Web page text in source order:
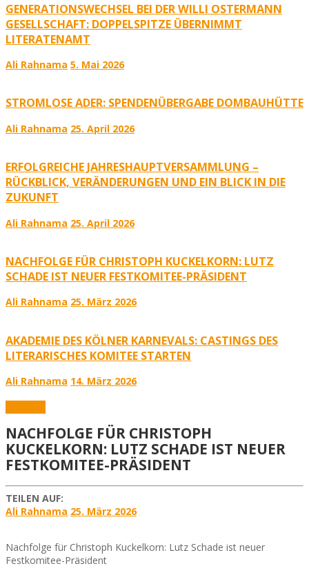
GENERATIONSWECHSEL BEI DER WILLI OSTERMANN
GESELLSCHAFT: DOPPELSPITZE ÜBERNIMMT
LITERATENAMT
Ali Rahnama 5. Mai 2026
STROMLOSE ADER: SPENDENÜBERGABE DOMBAUHÜTTE
Ali Rahnama 25. April 2026
ERFOLGREICHE JAHRESHAUPTVERSAMMLUNG –
RÜCKBLICK, VERÄNDERUNGEN UND EIN BLICK IN DIE
ZUKUNFT
Ali Rahnama 25. April 2026
NACHFOLGE FÜR CHRISTOPH KUCKELKORN: LUTZ
SCHADE IST NEUER FESTKOMITEE-PRÄSIDENT
Ali Rahnama 25. März 2026
AKADEMIE DES KÖLNER KARNEVALS: CASTINGS DES
LITERARISCHES KOMITEE STARTEN
Ali Rahnama 14. März 2026
NACHFOLGE FÜR CHRISTOPH
KUCKELKORN: LUTZ SCHADE IST NEUER
FESTKOMITEE-PRÄSIDENT
TEILEN AUF:
Ali Rahnama 25. März 2026
Nachfolge für Christoph Kuckelkorn: Lutz Schade ist neuer
Festkomitee-Präsident